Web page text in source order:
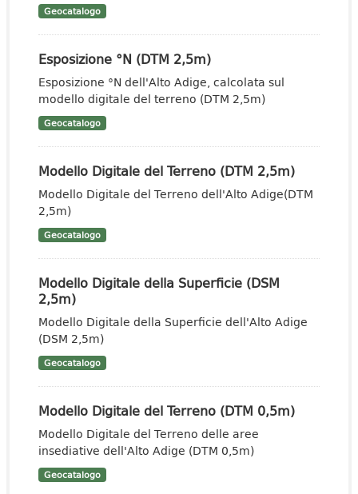
Geocatalogo
Esposizione °N (DTM 2,5m)
Esposizione °N dell'Alto Adige, calcolata sul
modello digitale del terreno (DTM 2,5m)
Geocatalogo
Modello Digitale del Terreno (DTM 2,5m)
Modello Digitale del Terreno dell'Alto Adige(DTM
2,5m)
Geocatalogo
Modello Digitale della Superficie (DSM
2,5m)
Modello Digitale della Superficie dell'Alto Adige
(DSM 2,5m)
Geocatalogo
Modello Digitale del Terreno (DTM 0,5m)
Modello Digitale del Terreno delle aree
insediative dell'Alto Adige (DTM 0,5m)
Geocatalogo